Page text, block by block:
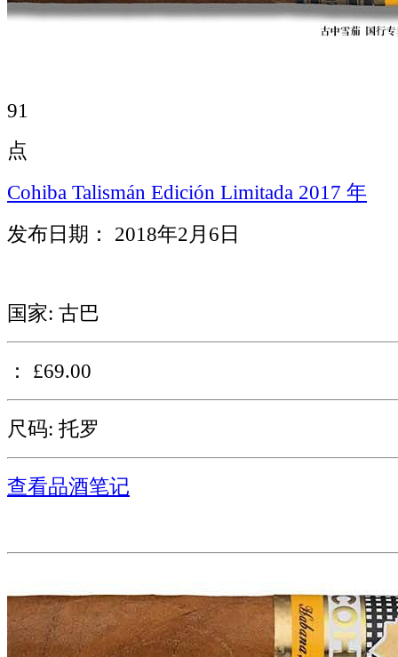
91
点
Cohiba Talismán Edición Limitada 2017 年
发布日期： 2018年2月6日
国家: 古巴
： £69.00
尺码: 托罗
查看品酒笔记